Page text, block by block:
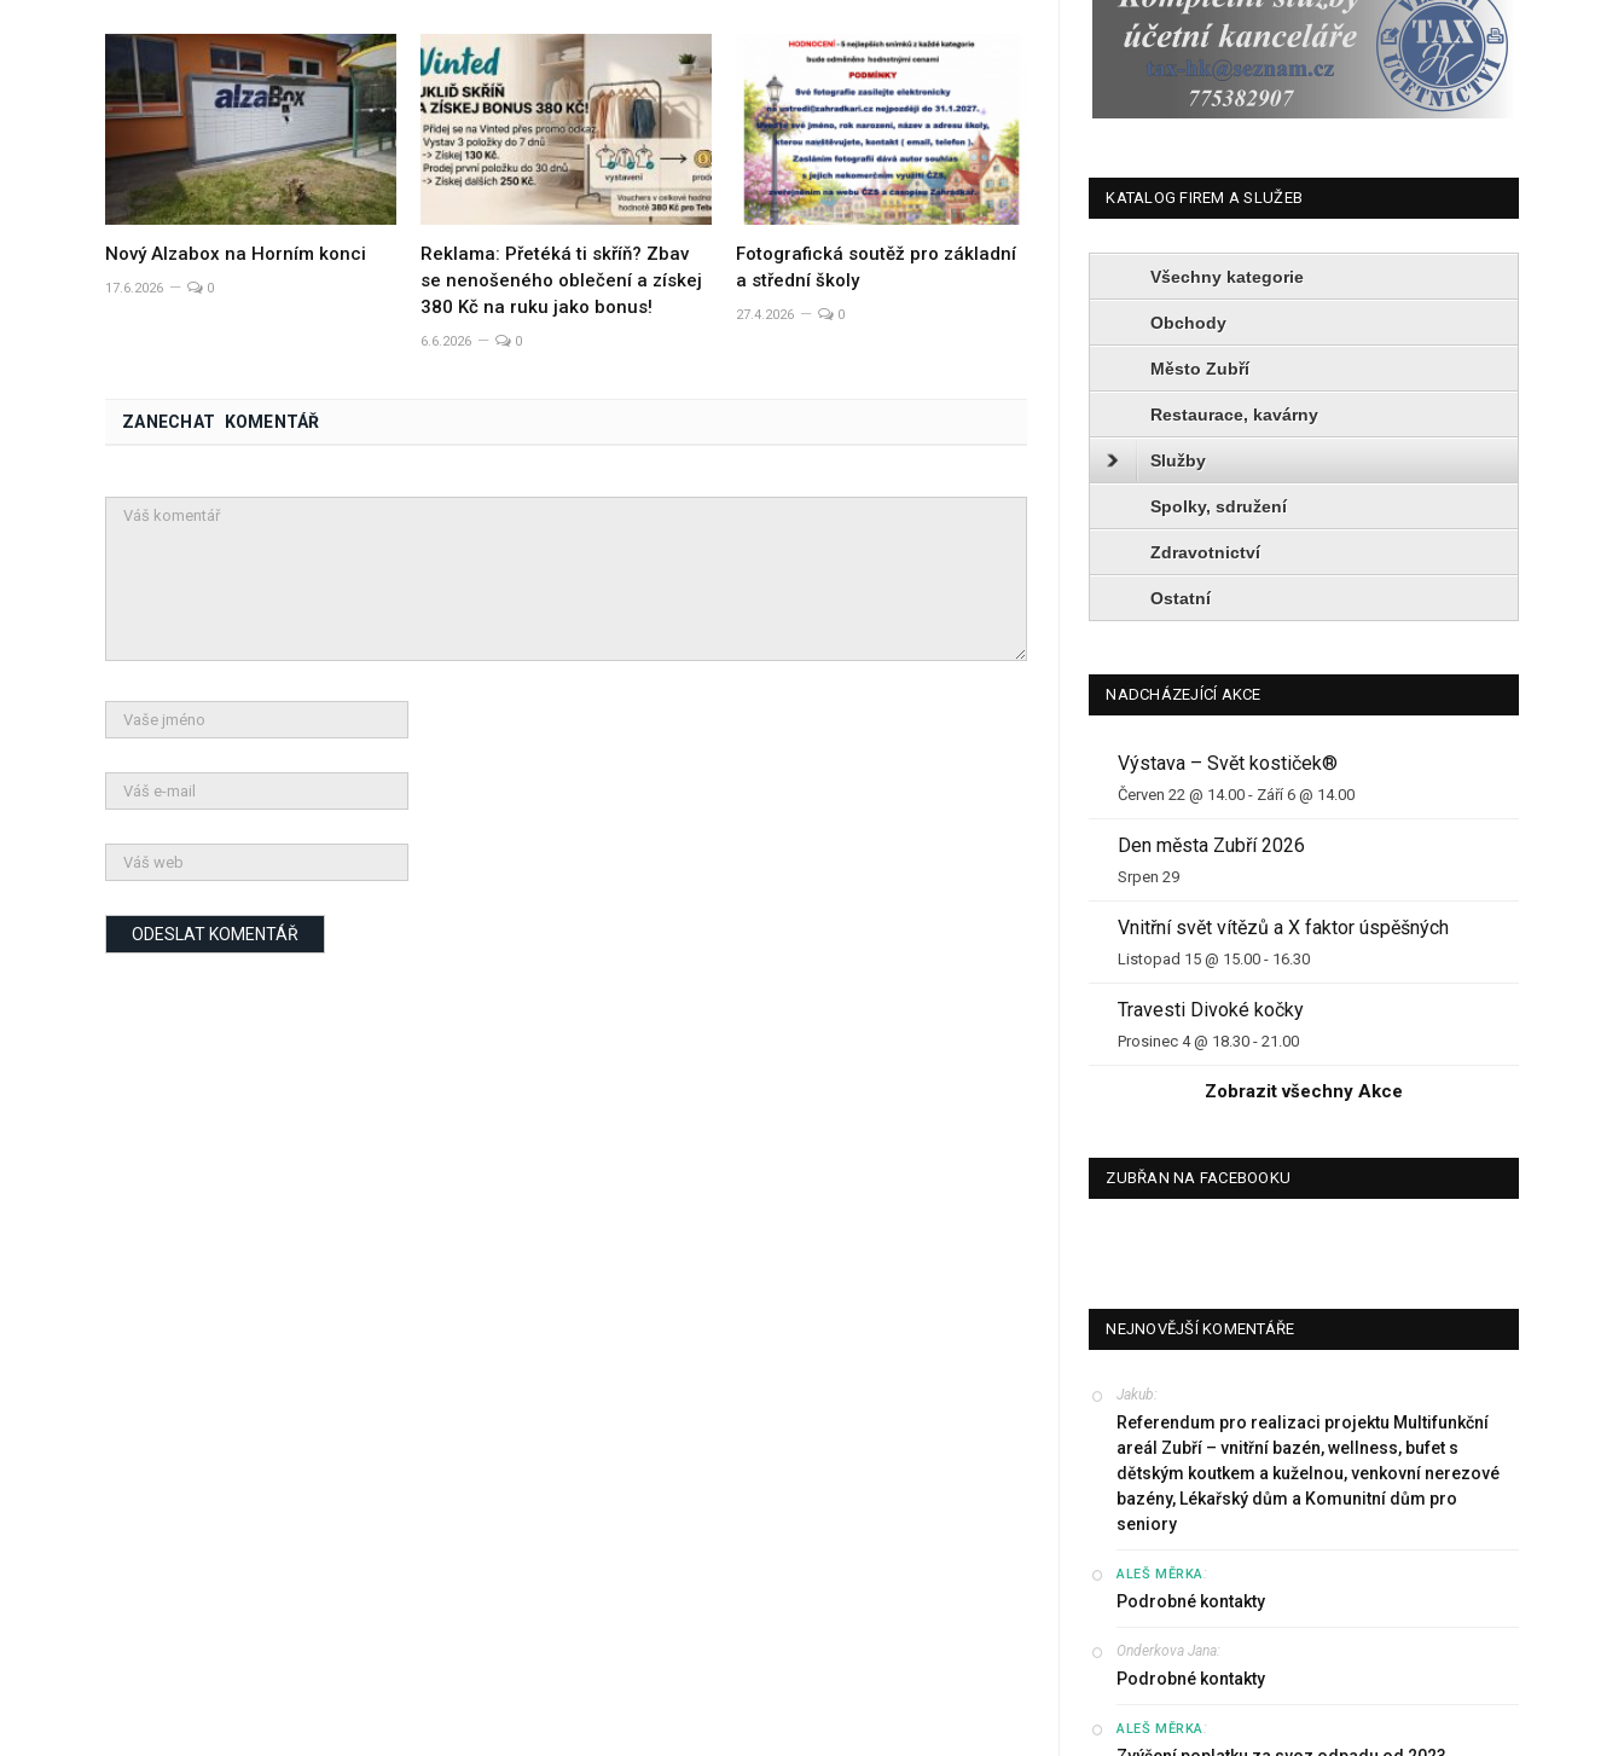
Nový Alzabox na Horním konci
17.6.2026 0
Reklama: Přetéká ti skříň? Zbav
se nenošeného oblečení a získej
380 Kč na ruku jako bonus!
6.6.2026 0
Fotografická soutěž pro základní
a střední školy
27.4.2026 0
ZANECHAT KOMENTÁŘ
KATALOG FIREM A SLUŽEB
Všechny kategorie
Obchody
Město Zubří
Restaurace, kavárny
Služby
Spolky, sdružení
Zdravotnictví
Ostatní
NADCHÁZEJÍCÍ AKCE
Výstava – Svět kostiček®
Červen 22 @ 14.00 - Září 6 @ 14.00
Den města Zubří 2026
Srpen 29
Vnitřní svět vítězů a X faktor úspěšných
Listopad 15 @ 15.00 - 16.30
Travesti Divoké kočky
Prosinec 4 @ 18.30 -21.00
Zobrazit všechny Akce
ZUBŘAN NA FACEBOOKU
NEJNOVĚJŠÍ KOMENTÁŘE
Jakub:
Referendum pro realizaci projektu Multifunkční
areál Zubří – vnitřní bazén, wellness, bufet s
dětským koutkem a kuželnou, venkovní nerezové
bazény, Lékařský dům a Komunitní dům pro
seniory
ALEŠ MĚRKA:
Podrobné kontakty
Onderkova Jana:
Podrobné kontakty
ALEŠ MĚRKA: